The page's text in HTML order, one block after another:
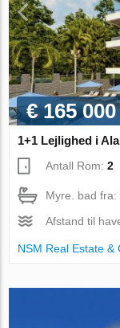
€ 165 000
1+1 Lejlighed i
Antall Rom:2
Myre. bad fra:
Afstand til
NSM Real Estate &